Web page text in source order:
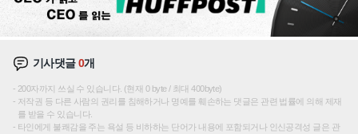
기사댓글0개
200자까지 쓰실 수 있습니다. (현재 0 byte / 최대 400byte)
저작권 등 다른 사람의 권리를 침해하거나 명예를 훼손하는 댓글은 관련 법률에 의해 제재
를 받을 수 있습니다.
타인에게 불쾌감을 주는 욕설 등 비하하는 단어가 내용에 포함되거나 인신공격성 글은 관